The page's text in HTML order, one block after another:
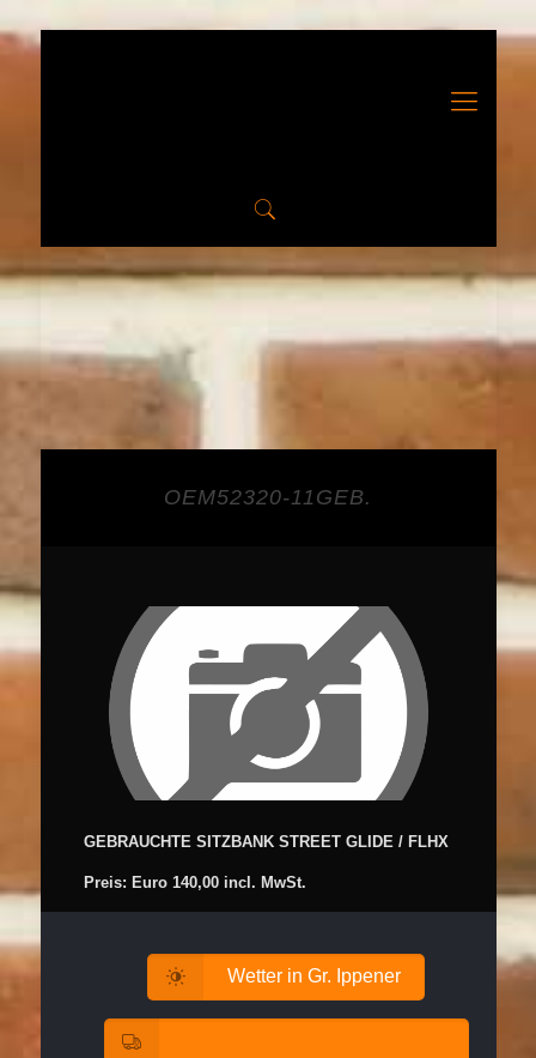
OEM52320-11GEB.
GEBRAUCHTE SITZBANK STREET GLIDE / FLHX
Preis: Euro 140,00 incl. MwSt.
Wetter in Gr. Ippener